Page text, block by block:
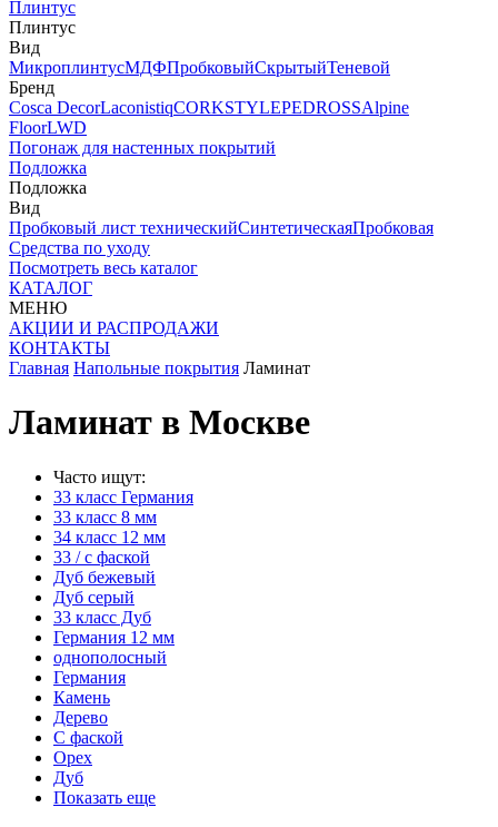
Плинтус
Плинтус
Вид
МикроплинтусМДФПробковыйСкрытыйТеневой
Бренд
Cosca DecorLaconistiqCORKSTYLEPEDROSSAlpine
FloorLWD
Погонаж для настенных покрытий
Подложка
Подложка
Вид
Пробковый лист техническийСинтетическаяПробковая
Средства по уходу
Посмотреть весь каталог
КАТАЛОГ
МЕНЮ
АКЦИИ И РАСПРОДАЖИ
КОНТАКТЫ
Главная Напольные покрытия Ламинат
Ламинат в Москве
Часто ищут:
33 класс Германия
33 класс 8 мм
34 класс 12 мм
33 / с фаской
Дуб бежевый
Дуб серый
33 класс Дуб
Германия 12 мм
однополосный
Германия
Камень
Дерево
С фаской
Орех
Дуб
Показать еще